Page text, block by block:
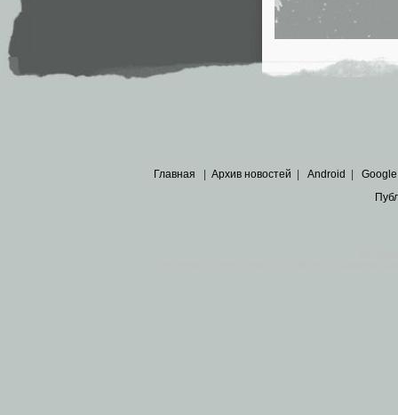
Главная Архив новостей Android Google